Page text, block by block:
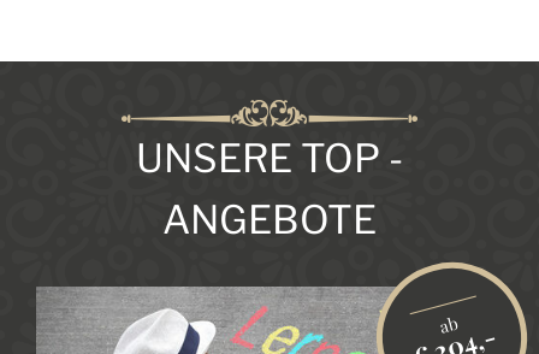
UNSERE TOP -
ANGEBOTE
ab